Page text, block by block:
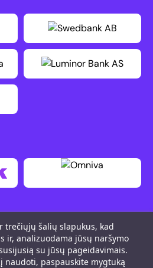
trečiųjų šalių slapukus, kad
ir, analizuodama jūsų naršymo
su jūsų pageidavimais.
naudoti, paspauskite mygtuką